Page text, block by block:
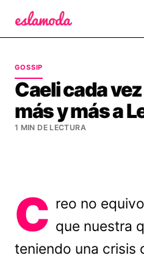
GOSSIP
Caeli cada
más y más a
1 MIN DE LECTURA
C reo no
que nuestra
teniendo una crisis